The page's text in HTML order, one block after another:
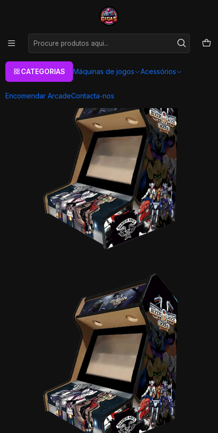
CATEGORIAS Máquinas de jogos Acessórios
Encomendar ArcadeContacta-nos
As melhores máquinas de jogos Arcade Personalizadas
Arcade Bartop - Moto Ratos